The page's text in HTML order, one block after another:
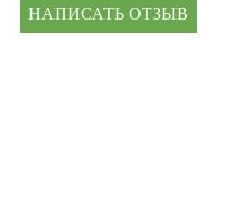
НАПИСАТЬ ОТЗЫВ